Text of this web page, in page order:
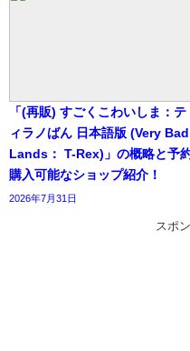
「(再販) すごくこわいしま：テ
ィラノばん 日本語版 (Very Bad
Lands： T-Rex)」の概略と予
購入可能なショップ紹介！
2026年7月31日
スポ